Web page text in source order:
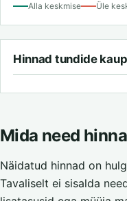
Alla keskmise Üle
Hinnad tundide
Mida need
Näidatud hinnad on
Tavaliselt ei sisalda